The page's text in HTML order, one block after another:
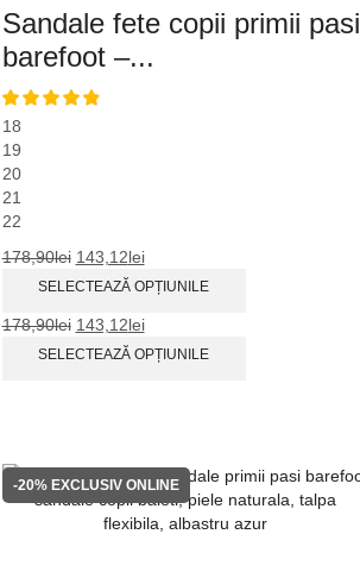
Sandale fete copii primii pasi
barefoot –...
18
19
20
21
22
178,90lei 143,12lei
SELECTEAZĂ OPȚIUNILE
178,90lei 143,12lei
SELECTEAZĂ OPȚIUNILE
-20%EXCLUSIV ONLINE